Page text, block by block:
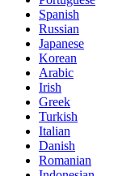
Spanish
Russian
Japanese
Korean
Arabic
Irish
Greek
Turkish
Italian
Danish
Romanian